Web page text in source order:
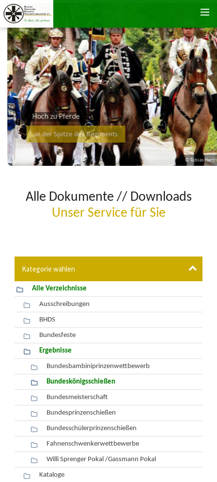
Zum Inhalt springen
© Tobias Herbst
Hoch zu Pferde
an der Spitze des Regiments
Alle Dokumente // Downloads
Unser Service für Sie
Alle Verzeichnisse
Ausschreibungen
BHDS
Bundesfeste
Ergebnisse
Bundesbambiniprinzenwettbewerb
Bundeskönigsschießen
Bundesmeisterschaft
Bundesprinzenschießen
Bundesschülerprinzenschießen
Fahnenschwenkerwettbewerbe
Willi Sprenger Pokal /Gassmann Pokal
Kataloge